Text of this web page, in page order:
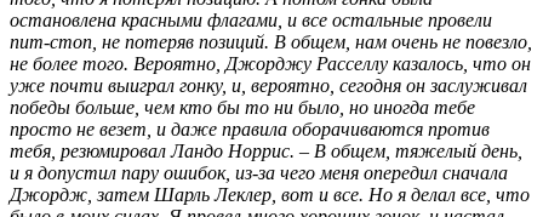
остановлена красными флагами, и все остальные провели
пит-стоп, не потеряв позиций. В общем, нам очень не повезло,
не более того. Вероятно, Джорджу Расселлу казалось, что он
уже почти выиграл гонку, и, вероятно, сегодня он заслуживал
победы больше, чем кто бы то ни было, но иногда тебе
просто не везет, и даже правила оборачиваются против
тебя, резюмировал Ландо Норрис. – В общем, тяжелый день,
и я допустил пару ошибок, из-за чего меня опередил сначала
Джордж, затем Шарль Леклер, вот и все. Но я делал все, что